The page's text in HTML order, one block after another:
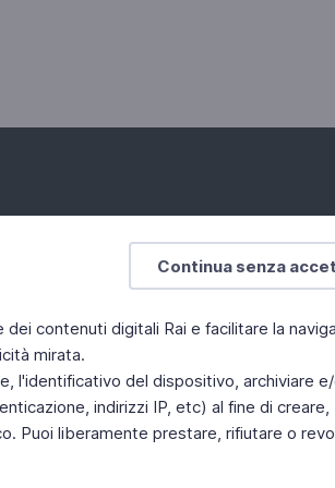
Continua senza
contenuti digitali Rai e facilitare la
mirata.
l'identificativo del dispositivo, archiviare
indirizzi IP, etc) al fine di creare,
Puoi liberamente prestare, rifiutare o